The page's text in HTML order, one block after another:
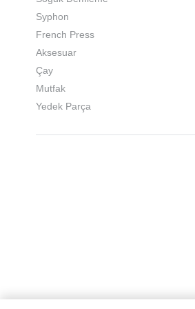
Syphon
French Press
Aksesuar
Çay
Mutfak
Yedek Parça